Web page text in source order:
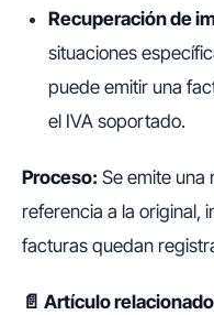
Recuperación de
situaciones
puede emitir una
el IVA soportado.
Proceso: Se emite una
referencia a la original,
facturas quedan
📄 Artículo relacionado